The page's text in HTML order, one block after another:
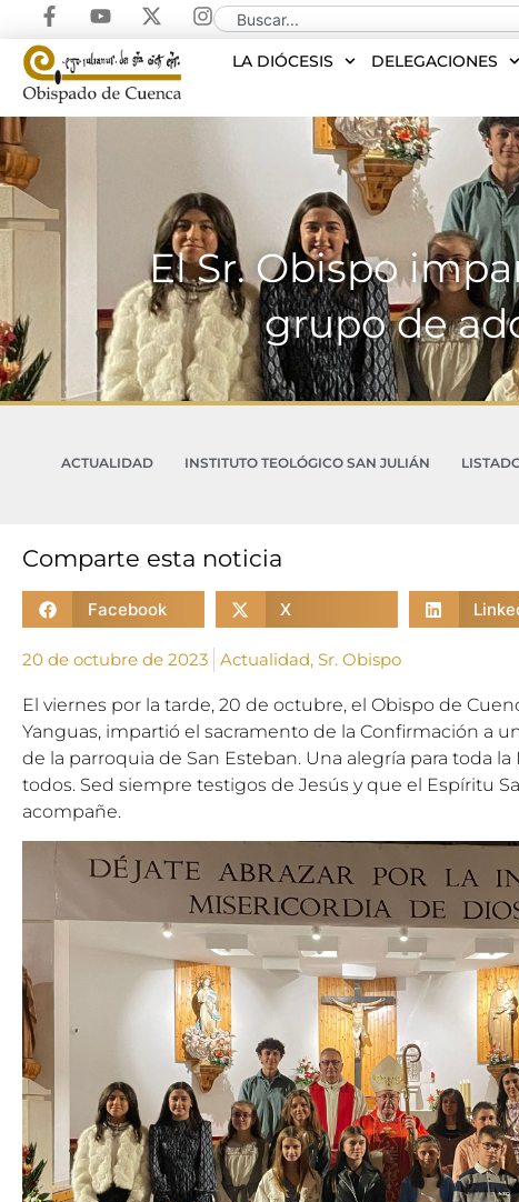
LA DIÓCESIS DELEGACIONES
El Sr. Obispo
grupo de
ACTUALIDAD INSTITUTO TEOLÓGICO SAN JULIÁN
Comparte esta noticia
Facebook X
20 de octubre de 2023 Actualidad, Sr. Obispo
El viernes por la tarde, 20 de octubre, el Obispo de
Yanguas, impartió el sacramento de la Confirmación a
de la parroquia de San Esteban. Una alegría para toda la
todos. Sed siempre testigos de Jesús y que el Espíritu
acompañe.